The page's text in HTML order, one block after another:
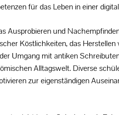
für das Leben in einer
Ausprobieren und
Köstlichkeiten, das Herstellen
Umgang mit antiken
Alltagswelt. Diverse
zur eigenständigen